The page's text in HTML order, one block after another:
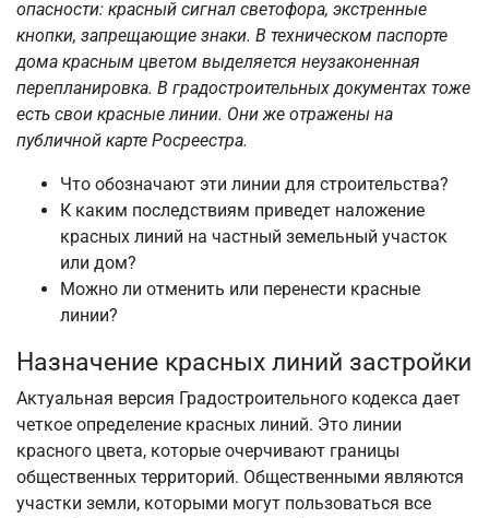
опасности: красный сигнал светофора, экстренные
кнопки, запрещающие знаки. В техническом паспорте
дома красным цветом выделяется неузаконенная
перепланировка. В градостроительных документах тоже
есть свои красные линии. Они же отражены на
публичной карте Росреестра.
Что обозначают эти линии для строительства?
К каким последствиям приведет наложение
красных линий на частный земельный участок
или дом?
Можно ли отменить или перенести красные
линии?
Назначение красных линий застройки
Актуальная версия Градостроительного кодекса дает
четкое определение красных линий. Это линии
красного цвета, которые очерчивают границы
общественных территорий. Общественными являются
участки земли, которыми могут пользоваться все